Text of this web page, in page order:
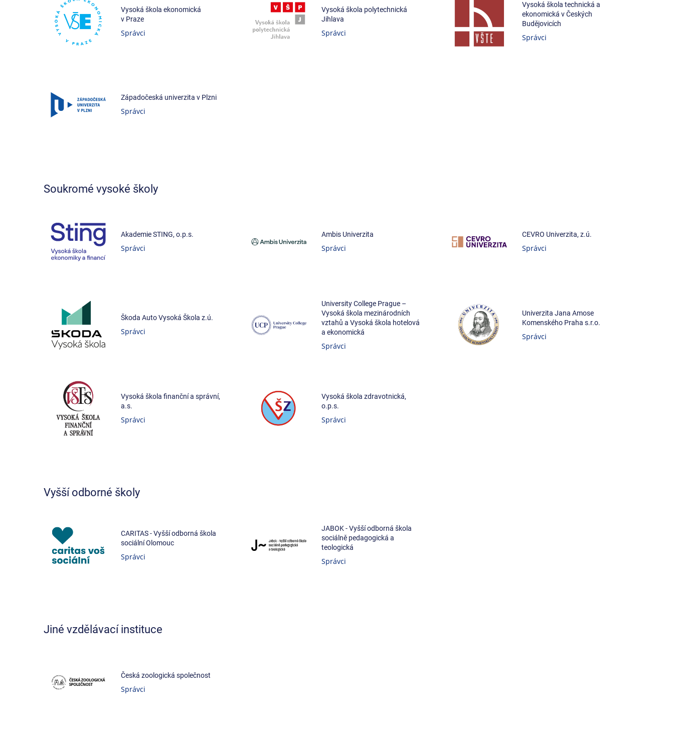
Vysoká škola ekonomická
v Praze
Správci
Vysoká škola polytechnická
Jihlava
Správci
Vysoká škola technická a
ekonomická v Českých
Budějovicích
Správci
Západočeská univerzita v Plzni
Správci
Soukromé vysoké školy
Akademie STING, o.p.s.
Správci
Ambis Univerzita
Správci
CEVRO Univerzita, z.ú.
Správci
Škoda Auto Vysoká Škola z.ú.
Správci
University College Prague –
Vysoká škola mezinárodních
vztahů a Vysoká škola hotelová
a ekonomická
Správci
Univerzita Jana Amose
Komenského Praha s.r.o.
Správci
Vysoká škola finanční a správní,
a.s.
Správci
Vysoká škola zdravotnická,
o.p.s.
Správci
Vyšší odborné školy
CARITAS - Vyšší odborná škola
sociální Olomouc
Správci
JABOK - Vyšší odborná škola
sociálně pedagogická a
teologická
Správci
Jiné vzdělávací instituce
Česká zoologická společnost
Správci